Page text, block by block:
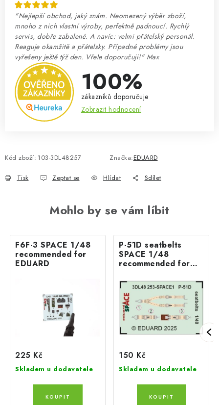
"Nejlepší obchod, jaký znám. Neomezený výběr zboží,
mnoho z nich vlastní výroby, perfektně padnoucí. Rychlý
servis, dobře zabalené. A navíc: velmi přátelský personál.
Reaguje okamžitě a přátelsky. Případné problémy jsou
vyřešeny ještě týž den. Vřele doporučuji!" Max
100%
zákazníků doporučuje
Zobrazit hodnocení
Kód zboží: 103-3DL48257 Značka:EDUARD
Tisk Zeptat se Hlídat Sdílet
Mohlo by se vám líbit
F6F-3 SPACE 1/48
recommended for
EDUARD
225 Kč
Skladem u dodavatele
P-51D seatbelts
SPACE 1/48
recommended for
150 Kč
Skladem u dodavatele